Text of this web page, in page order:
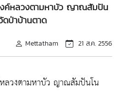
ค์หลวงตามหาบัว ญาณสัมปัน
ดป่าบ้านตาด
Mettatham 21 ส.ค. 2556
ลวงตามหาบัว ญาณสัมปันโน